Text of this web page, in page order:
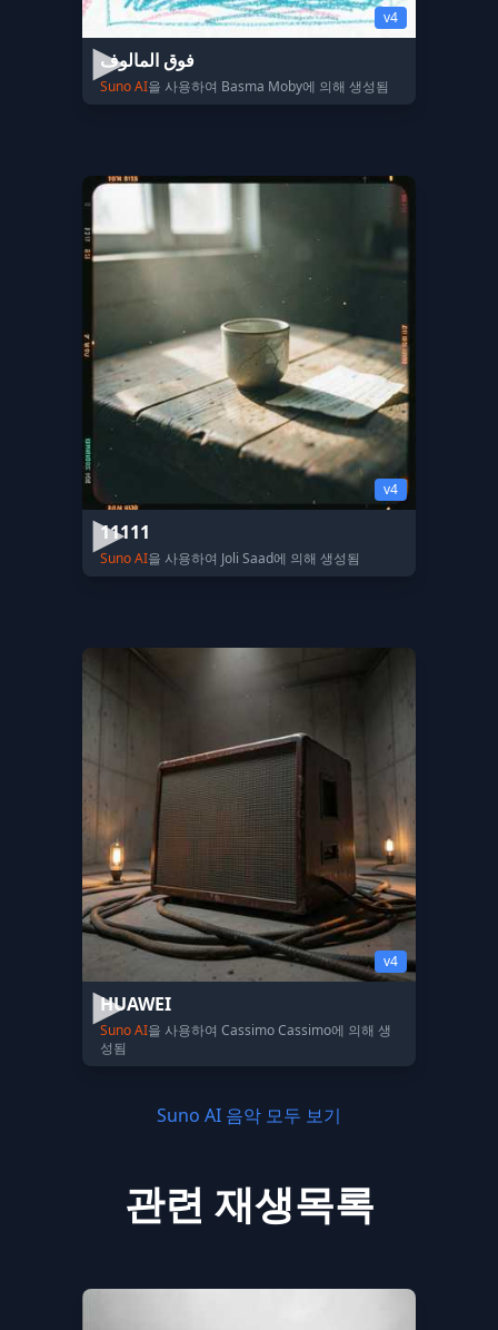
v4
فوق المالوف
Suno AI을 사용하여 Basma Moby에 의해 생성됨
v4
11111
Suno AI을 사용하여 Joli Saad에 의해 생성됨
v4
HUAWEI
Suno AI을 사용하여 Cassimo Cassimo에 의해 생
성됨
Suno AI 음악 모두 보기
관련 재생목록